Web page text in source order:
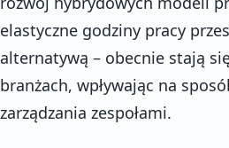
elastyczne godziny pracy
alternatywą – obecnie stają
branżach, wpływając na
zarządzania zespołami.